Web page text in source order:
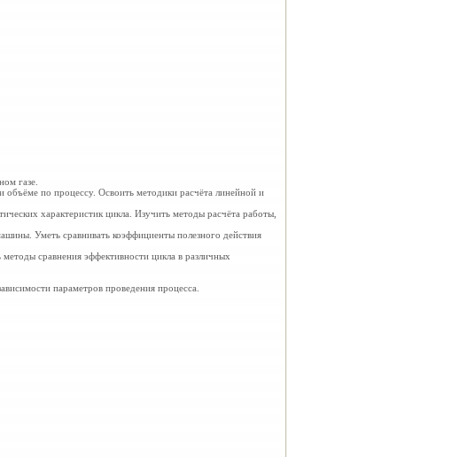
газе.
объёме по процессу. Освоить методики расчёта линейной и
характеристик цикла. Изучить методы расчёта работы,
Уметь сравнивать коэффициенты полезного действия
сравнения эффективности цикла в различных
параметров проведения процесса.